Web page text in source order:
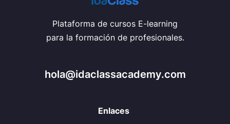
Plataforma de cursos E-learning
para la formación de profesionales.
hola@idaclassacademy.com
Enlaces